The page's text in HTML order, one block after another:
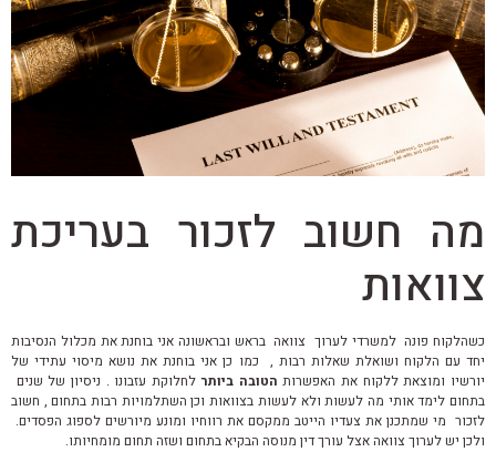
מה חשוב לזכור בעריכת
צוואות
כשהלקוח פונה למשרדי לערוך צוואה בראש ובראשונה אני בוחנת את מכלול הנסיבות
יחד עם הלקוח ושואלת שאלות רבות , כמו כן אני בוחנת את נושא מיסוי עתידי של
יורשיו ומוצאת ללקוח את האפשרותהטובה ביותרלחלוקת עזבונו . ניסיון של שנים
בתחום לימד אותי מה לעשות ולא לעשות בצוואות וכן השתלמויות רבות בתחום , חשוב
לזכור מי שמתכנן את צעדיו הייטב ממקסם את רווחיו ומונע מיורשים לספוג הפסדים.
ולכן יש לערוך צוואה אצל עורך דין מנוסה הבקיא בתחום ושזה תחום מומחיותו.